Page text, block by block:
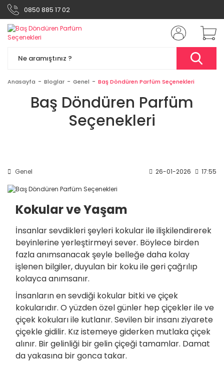
0850 885 17 02
Anasayfa Bloglar Genel Baş Döndüren Parfüm Seçenekleri
Baş Döndüren Parfüm
Seçenekleri
Genel 26-01-2026 17:55
Kokular ve Yaşam
İnsanlar sevdikleri şeyleri kokular ile ilişkilendirerek
beyinlerine yerleştirmeyi sever. Böylece birden
fazla anımsanacak şeyle belleğe daha kolay
işlenen bilgiler, duyulan bir koku ile geri çağrılıp
kolayca anımsanır.
İnsanların en sevdiği kokular bitki ve çiçek
kokularıdır. O yüzden özel günler hep çiçekler ile ve
çiçek kokuları ile kutlanır. Sevilen bir insanı ziyarete
çiçekle gidilir. Kız istemeye giderken mutlaka çiçek
alınır. Bir gelinliği bir gelin çiçeği tamamlar. Damat
da yakasına bir gonca takar.